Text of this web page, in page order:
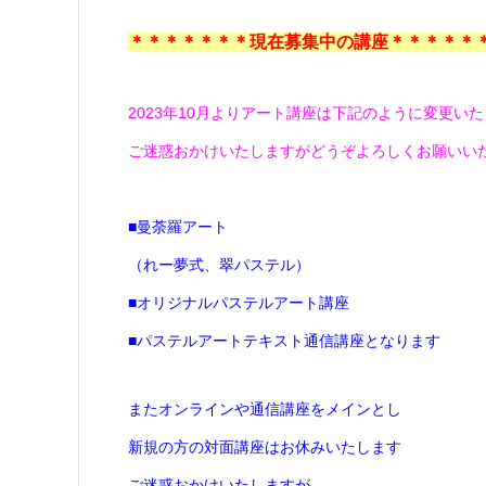
＊＊＊＊＊＊＊現在募集中の講座＊＊＊＊＊
2023年10月よりアート講座は下記のように変更い
ご迷惑おかけいたしますがどうぞよろしくお願いい
■曼荼羅アート
（れー夢式、翠パステル）
■オリジナルパステルアート講座
■パステルアートテキスト通信講座となります
またオンラインや通信講座をメインとし
新規の方の対面講座はお休みいたします